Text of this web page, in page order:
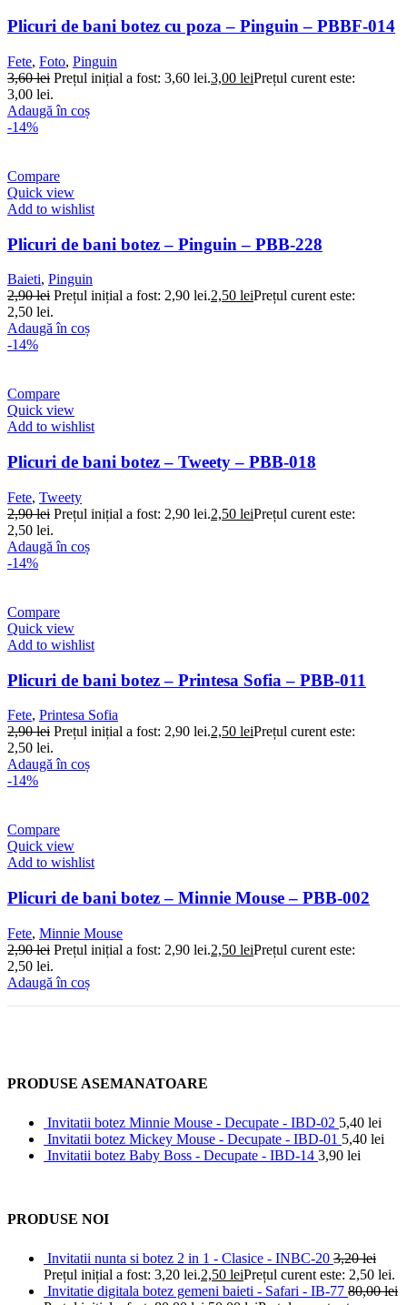
Plicuri de bani botez cu poza – Pinguin – PBBF-014
Fete, Foto, Pinguin
3,60lei Prețul inițial a fost: 3,60 lei.3,00 leiPrețul curent este:
3,00 lei.
Adaugă în coș
-14%
Compare
Quick view
Add to wishlist
Plicuri de bani botez – Pinguin – PBB-228
Baieti, Pinguin
2,90lei Prețul inițial a fost: 2,90 lei.2,50 leiPrețul curent este:
2,50 lei.
Adaugă în coș
-14%
Compare
Quick view
Add to wishlist
Plicuri de bani botez – Tweety – PBB-018
Fete, Tweety
2,90lei Prețul inițial a fost: 2,90 lei.2,50 leiPrețul curent este:
2,50 lei.
Adaugă în coș
-14%
Compare
Quick view
Add to wishlist
Plicuri de bani botez – Printesa Sofia – PBB-011
Fete, Printesa Sofia
2,90lei Prețul inițial a fost: 2,90 lei.2,50 leiPrețul curent este:
2,50 lei.
Adaugă în coș
-14%
Compare
Quick view
Add to wishlist
Plicuri de bani botez – Minnie Mouse – PBB-002
Fete, Minnie Mouse
2,90lei Prețul inițial a fost: 2,90 lei.2,50 leiPrețul curent este:
2,50 lei.
Adaugă în coș
PRODUSE ASEMANATOARE
Invitatii botez Minnie Mouse - Decupate - IBD-02 5,40 lei
Invitatii botez Mickey Mouse - Decupate - IBD-01 5,40 lei
Invitatii botez Baby Boss - Decupate - IBD-14 3,90 lei
PRODUSE NOI
Invitatii nunta si botez 2 in 1 - Clasice - INBC-20 3,20lei
Prețul inițial a fost: 3,20 lei.2,50 leiPrețul curent este: 2,50 lei.
Invitatie digitala botez gemeni baieti - Safari - IB-77 80,00lei